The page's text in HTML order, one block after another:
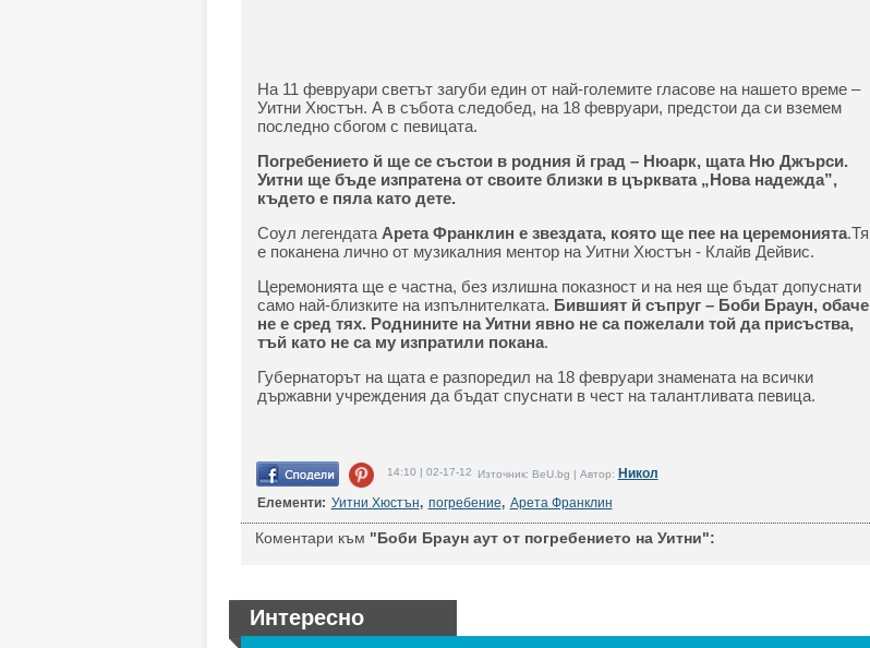
На 11 февруари светът загуби един от най-големите гласове на нашето време –
Уитни Хюстън. А в събота следобед, на 18 февруари, предстои да си вземем
последно сбогом с певицата.
Погребението й ще се състои в родния й град – Нюарк, щата Ню Джърси.
Уитни ще бъде изпратена от своите близки в църквата „Нова надежда”,
където е пяла като дете.
Соул легендата Арета Франклин е звездата, която ще пее на церемонията.Тя
е поканена лично от музикалния ментор на Уитни Хюстън - Клайв Дейвис.
Церемонията ще е частна, без излишна показност и на нея ще бъдат допуснати
само най-близките на изпълнителката. Бившият й съпруг – Боби Браун, обаче
не е сред тях. Роднините на Уитни явно не са пожелали той да присъства,
тъй като не са му изпратили покана.
Губернаторът на щата е разпоредил на 18 февруари знамената на всички
държавни учреждения да бъдат спуснати в чест на талантливата певица.
14:10 | 02-17-12 Източник: BeU.bg | Автор: Никол
Елементи: Уитни Хюстън, погребение, Арета Франклин
Коментари към "Боби Браун аут от погребението на Уитни":
Интересно